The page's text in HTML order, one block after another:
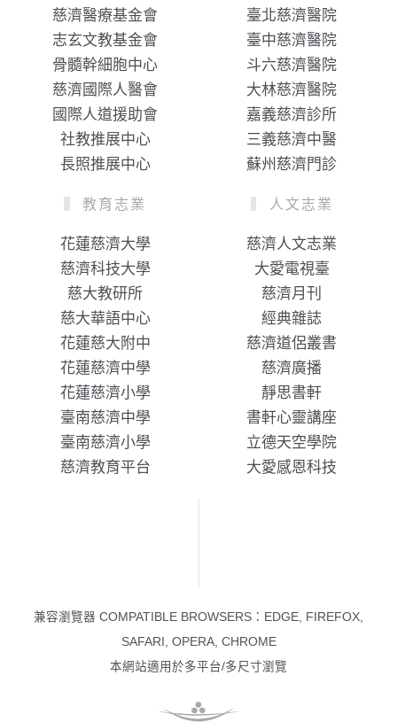
慈濟醫療基金會
志玄文教基金會
骨髓幹細胞中心
慈濟國際人醫會
國際人道援助會
社教推展中心
長照推展中心
臺北慈濟醫院
臺中慈濟醫院
斗六慈濟醫院
大林慈濟醫院
嘉義慈濟診所
三義慈濟中醫
蘇州慈濟門診
教育志業
花蓮慈濟大學
慈濟科技大學
慈大教研所
慈大華語中心
花蓮慈大附中
花蓮慈濟中學
花蓮慈濟小學
臺南慈濟中學
臺南慈濟小學
慈濟教育平台
人文志業
慈濟人文志業
大愛電視臺
慈濟月刊
經典雜誌
慈濟道侶叢書
慈濟廣播
靜思書軒
書軒心靈講座
立德天空學院
大愛感恩科技
兼容瀏覽器 COMPATIBLE BROWSERS：EDGE, FIREFOX,
SAFARI, OPERA, CHROME
本網站適用於多平台/多尺寸瀏覽